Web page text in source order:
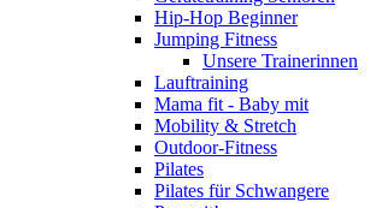
Hip-Hop Beginner
Jumping Fitness
Unsere Trainerinnen
Lauftraining
Mama fit - Baby mit
Mobility & Stretch
Outdoor-Fitness
Pilates
Pilates für Schwangere